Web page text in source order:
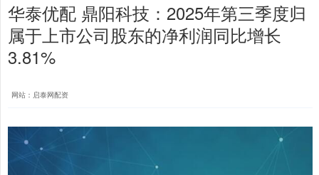
华泰优配 鼎阳科技：2025年第三季度归
属于上市公司股东的净利润同比增长
3.81%
网站：启泰网配资